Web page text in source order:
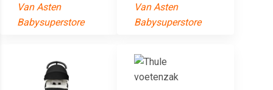
Van Asten
Babysuperstore
Van Asten
Babysuperstore